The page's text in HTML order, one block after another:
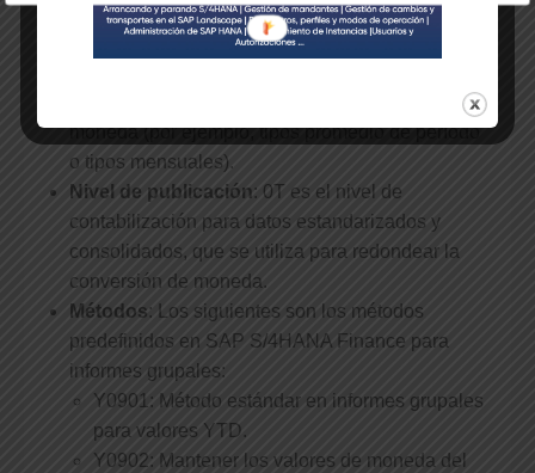
: Los tipos de cambio se
los informes grupales realicen la conversión de
moneda (por ejemplo, tipos promedio de período
o tipos mensuales).
Nivel de publicación: 0T es el nivel de
contabilización para datos estandarizados y
consolidados, que se utiliza para redondear la
conversión de moneda.
Métodos: Los siguientes son los métodos
predefinidos en SAP S/4HANA Finance para
informes grupales:
Y0901: Método estándar en informes grupales
para valores YTD.
Y0902: Mantener los valores de moneda del